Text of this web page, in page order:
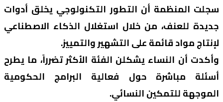
سجلت المنظمة أن التطور التكنولوجي يخلق أدوات
جديدة للعنف، من خلال استغلال الذكاء الاصطناعي
لإنتاج مواد قائمة على التشهير والتمييز.
وأكدت أن النساء يشكلن الفئة الأكثر تضرراً، ما يطرح
أسئلة مباشرة حول فعالية البرامج الحكومية
الموجهة للتمكين النسائي.